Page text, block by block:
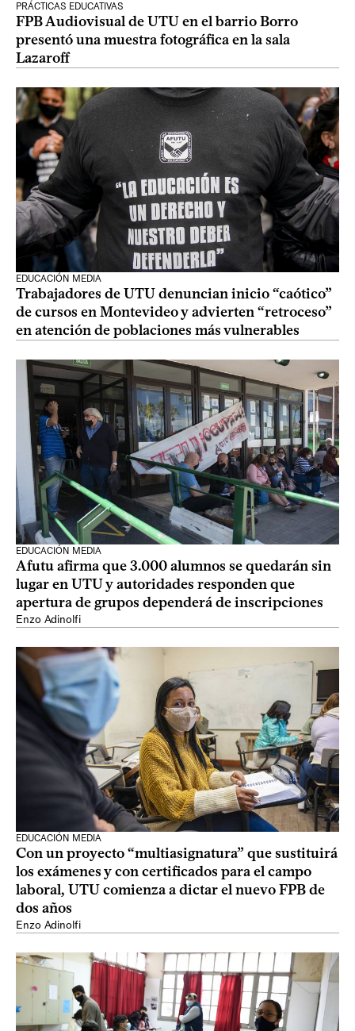
PRÁCTICAS EDUCATIVAS
FPB Audiovisual de UTU en el barrio Borro
presentó una muestra fotográfica en la sala
Lazaroff
EDUCACIÓN MEDIA
Trabajadores de UTU denuncian inicio “caótico”
de cursos en Montevideo y advierten “retroceso”
en atención de poblaciones más vulnerables
EDUCACIÓN MEDIA
Afutu afirma que 3.000 alumnos se quedarán sin
lugar en UTU y autoridades responden que
apertura de grupos dependerá de inscripciones
Enzo Adinolfi
EDUCACIÓN MEDIA
Con un proyecto “multiasignatura” que sustituirá
los exámenes y con certificados para el campo
laboral, UTU comienza a dictar el nuevo FPB de
dos años
Enzo Adinolfi